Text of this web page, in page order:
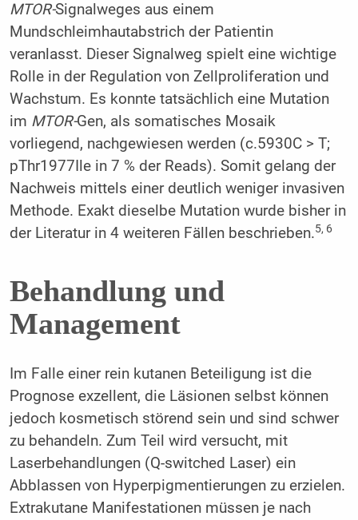
MTOR-Signalweges aus einem
Mundschleimhautabstrich der Patientin
veranlasst. Dieser Signalweg spielt eine wichtige
Rolle in der Regulation von Zellproliferation und
Wachstum. Es konnte tatsächlich eine Mutation
im MTOR-Gen, als somatisches Mosaik
vorliegend, nachgewiesen werden (c.5930C > T;
pThr1977Ile in 7 % der Reads). Somit gelang der
Nachweis mittels einer deutlich weniger invasiven
Methode. Exakt dieselbe Mutation wurde bisher in
der Literatur in 4 weiteren Fällen beschrieben.5, 6
Behandlung und
Management
Im Falle einer rein kutanen Beteiligung ist die
Prognose exzellent, die Läsionen selbst können
jedoch kosmetisch störend sein und sind schwer
zu behandeln. Zum Teil wird versucht, mit
Laserbehandlungen (Q-switched Laser) ein
Abblassen von Hyperpigmentierungen zu erzielen.
Extrakutane Manifestationen müssen je nach